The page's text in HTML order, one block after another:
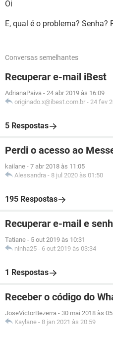
Oi
E, qual é o problema? Senha?
Conversas semelhantes
Recuperar e-mail iBest
AdrianaPaiva - 24 abr 2019 às 16:09
originado.x@ibest.com.br - 24 fev
5 Respostas
Perdi o acesso ao
kailane - 7 abr 2018 às 11:05
Alessandra - 8 jul 2020 às 01:50
195 Respostas
Recuperar e-mail e
Tatiane - 5 out 2019 às 10:31
ninha25 - 6 out 2019 às 03:34
1 Respostas
Receber o código do
JoseVictorBezerra - 30 mai 2018 às
Kaylane - 8 jan 2021 às 20:59